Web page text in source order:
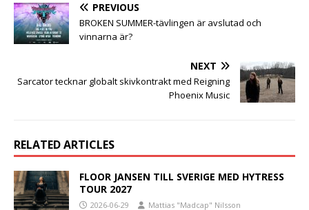
PREVIOUS
BROKEN SUMMER-tävlingen är avslutad och
vinnarna är?
NEXT
Sarcator tecknar globalt skivkontrakt med Reigning
Phoenix Music
RELATED ARTICLES
FLOOR JANSEN TILL SVERIGE MED HYTRESS
TOUR 2027
2026-06-29 Mattias "Madcap" Nilsson